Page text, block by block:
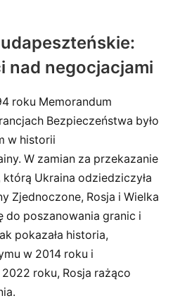
nad negocjacjami
roku Memorandum
Bezpieczeństwa było
w historii
W zamian za przekazanie
Ukraina odziedziczyła
Zjednoczone, Rosja i Wielka
do poszanowania granic i
pokazała historia,
w 2014 roku i
roku, Rosja rażąco